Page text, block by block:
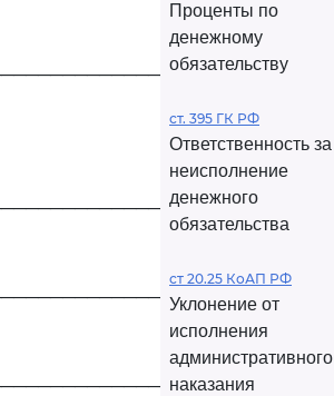
Проценты по
денежному
обязательству
ст. 395 ГК РФ
Ответственность за
неисполнение
денежного
обязательства
ст 20.25 КоАП РФ
Уклонение от
исполнения
административного
наказания